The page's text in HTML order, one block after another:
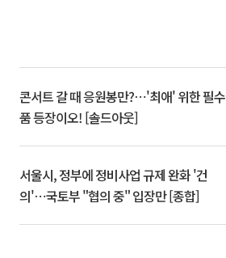
콘서트 갈 때 응원봉만?⋯'최애' 위한 필수
품 등장이오! [솔드아웃]
서울시, 정부에 정비사업 규제 완화 '건
의'⋯국토부 "협의 중" 입장만 [종합]